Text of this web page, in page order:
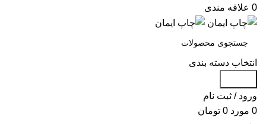
0 علاقه مندی
انتخاب دسته بندی
ورود / ثبت نام
0 مورد 0 تومان